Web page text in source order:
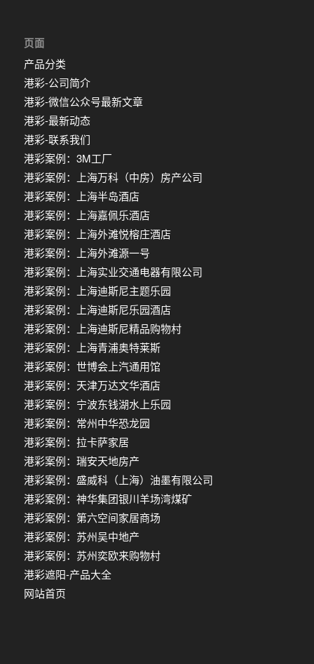
页面
产品分类
港彩-公司简介
港彩-微信公众号最新文章
港彩-最新动态
港彩-联系我们
港彩案例：3M工厂
港彩案例：上海万科（中房）房产公司
港彩案例：上海半岛酒店
港彩案例：上海嘉佩乐酒店
港彩案例：上海外滩悦榕庄酒店
港彩案例：上海外滩源一号
港彩案例：上海实业交通电器有限公司
港彩案例：上海迪斯尼主题乐园
港彩案例：上海迪斯尼乐园酒店
港彩案例：上海迪斯尼精品购物村
港彩案例：上海青浦奥特莱斯
港彩案例：世博会上汽通用馆
港彩案例：天津万达文华酒店
港彩案例：宁波东钱湖水上乐园
港彩案例：常州中华恐龙园
港彩案例：拉卡萨家居
港彩案例：瑞安天地房产
港彩案例：盛威科（上海）油墨有限公司
港彩案例：神华集团银川羊场湾煤矿
港彩案例：第六空间家居商场
港彩案例：苏州吴中地产
港彩案例：苏州奕欧来购物村
港彩遮阳-产品大全
网站首页